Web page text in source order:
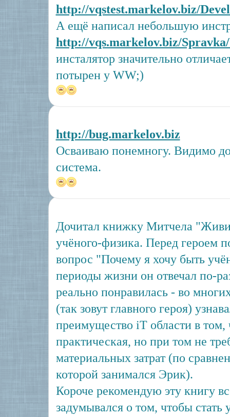
http://vqstest.markelov.biz/
А ещё написал небольшую
http://vqs.markelov.biz/
инсталятор значительно
потырен у WW;)
http://bug.markelov.biz
Осваиваю понемногу. Видимо
система.
Дочитал книжку Митчела
учёного-физика. Перед героем
вопрос "Почему я хочу быть
периоды жизни он отвечал по-
реально понравилась - во
(так зовут главного героя)
преимущество iT области в том,
практическая, но при том не
материальных затрат (по
которой занимался Эрик).
Короче рекомендую эту книгу
задумывался о том, чтобы стать